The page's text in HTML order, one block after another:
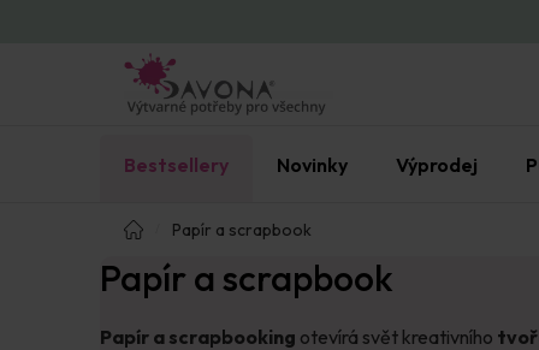
Bestsellery Novinky Výprodej
Papír a scrapbook
Papír a scrapbook
Papír a scrapbooking otevírá svět kreativního